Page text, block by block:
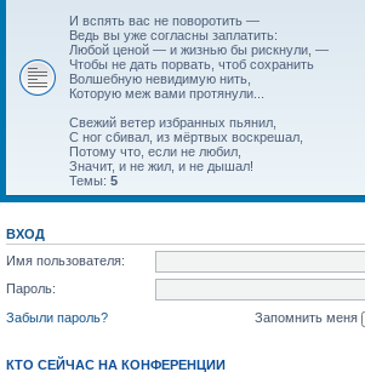
И вспять вас не поворотить —
Ведь вы уже согласны заплатить:
Любой ценой — и жизнью бы рискнули, —
Чтобы не дать порвать, чтоб сохранить
Волшебную невидимую нить,
Которую меж вами протянули...
Свежий ветер избранных пьянил,
С ног сбивал, из мёртвых воскрешал,
Потому что, если не любил,
Значит, и не жил, и не дышал!
Темы: 5
ВХОД
Имя пользователя:
Пароль:
Забыли пароль?
Запомнить меня
КТО СЕЙЧАС НА КОНФЕРЕНЦИИ